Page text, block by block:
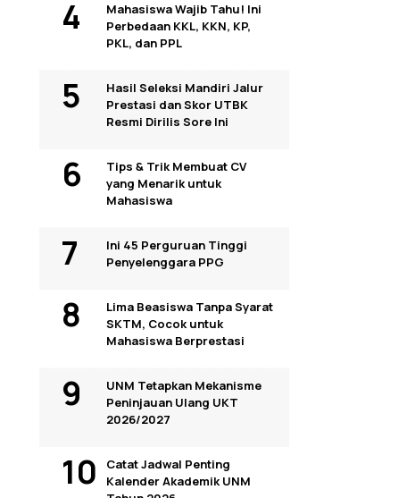
Mahasiswa Wajib Tahu! Ini
Perbedaan KKL, KKN, KP,
PKL, dan PPL
Hasil Seleksi Mandiri Jalur
Prestasi dan Skor UTBK
Resmi Dirilis Sore Ini
Tips & Trik Membuat CV
yang Menarik untuk
Mahasiswa
Ini 45 Perguruan Tinggi
Penyelenggara PPG
Lima Beasiswa Tanpa Syarat
SKTM, Cocok untuk
Mahasiswa Berprestasi
UNM Tetapkan Mekanisme
Peninjauan Ulang UKT
2026/2027
Catat Jadwal Penting
Kalender Akademik UNM